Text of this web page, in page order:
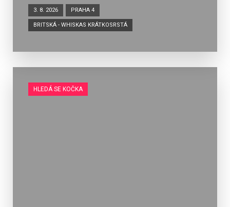
3. 8. 2026 PRAHA 4
BRITSKÁ - WHISKAS KRÁTKOSRSTÁ
HLEDÁ SE KOČKA